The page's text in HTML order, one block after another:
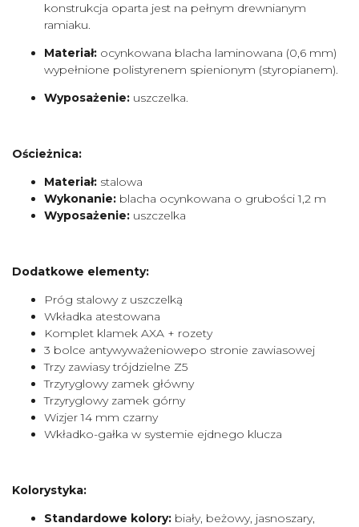
konstrukcja oparta jest na pełnym drewnianym
ramiaku.
Materiał: ocynkowana blacha laminowana (0,6 mm)
wypełnione polistyrenem spienionym (styropianem).
Wyposażenie: uszczelka.
Ościeżnica:
Materiał: stalowa
Wykonanie: blacha ocynkowana o grubości 1,2 m
Wyposażenie: uszczelka
Dodatkowe elementy:
Próg stalowy z uszczelką
Wkładka atestowana
Komplet klamek AXA + rozety
3 bolce antywyważeniowepo stronie zawiasowej
Trzy zawiasy trójdzielne Z5
Trzyryglowy zamek główny
Trzyryglowy zamek górny
Wizjer 14 mm czarny
Wkładko-gałka w systemie ejdnego klucza
Kolorystyka:
Standardowe kolory: biały, beżowy, jasnoszary,